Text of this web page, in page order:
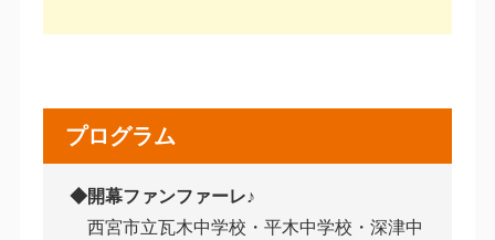
プログラム
◆開幕ファンファーレ♪
西宮市立瓦木中学校・平木中学校・深津中